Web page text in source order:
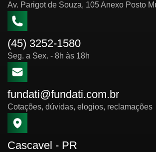
Av. Parigot de Souza, 105 Anexo Posto
(45) 3252-1580
Seg. a Sex. - 8h às 18h
fundati@fundati.com.br
Cotações, dúvidas, elogios, reclamações
Cascavel - PR